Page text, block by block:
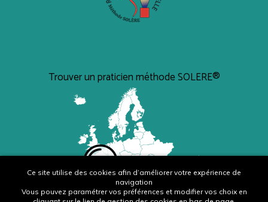
Trouver un praticien méthode SOLERE®
Ce site utilise des cookies afin d’améliorer votre expérience de
navigation
Vous pouvez paramétrer vos préférences et modifier vos choix en